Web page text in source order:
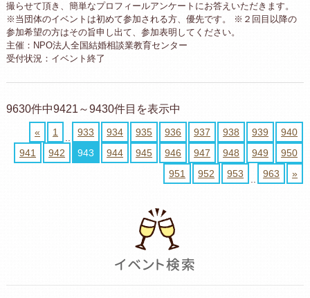
撮らせて頂き、簡単なプロフィールアンケートにお答えいただきます。
※当団体のイベントは初めて参加される方、優先です。 ※２回目以降の
参加希望の方はその旨申し出て、参加表明してください。
主催：NPO法人全国結婚相談業教育センター
受付状況：イベント終了
9630件中9421～9430件目を表示中
« 1 933 934 935 936 937 938 939
940
941
942 943 944 945 946 947 948 949
950
951
952 953 963 »